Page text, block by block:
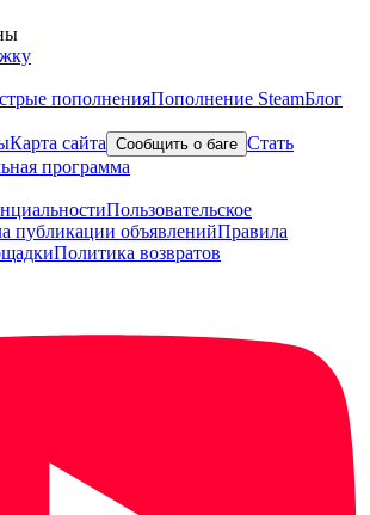
пополненияПополнение SteamБлог
Карта сайта Сообщить о баге Стать
программа
Пользовательское
публикации объявленийПравила
Политика возвратов